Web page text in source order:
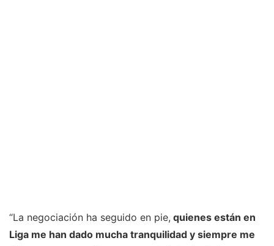
“La negociación ha seguido en pie, quienes están en
Liga me han dado mucha tranquilidad y siempre me